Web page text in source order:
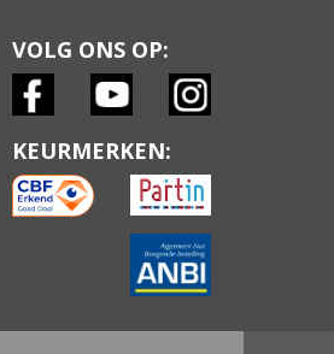
VOLG ONS OP:
KEURMERKEN: